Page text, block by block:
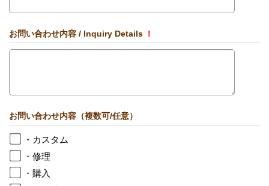
お問い合わせ内容 / Inquiry Details !
お問い合わせ内容（複数可/任意）
・カスタム
・修理
・購入